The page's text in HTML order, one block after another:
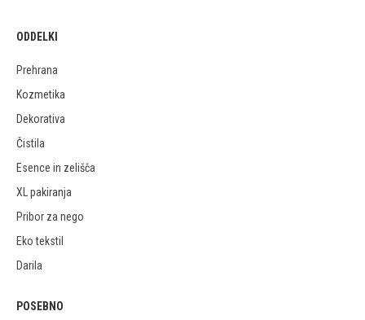
ODDELKI
Prehrana
Kozmetika
Dekorativa
Čistila
Esence in zelišča
XL pakiranja
Pribor za nego
Eko tekstil
Darila
POSEBNO